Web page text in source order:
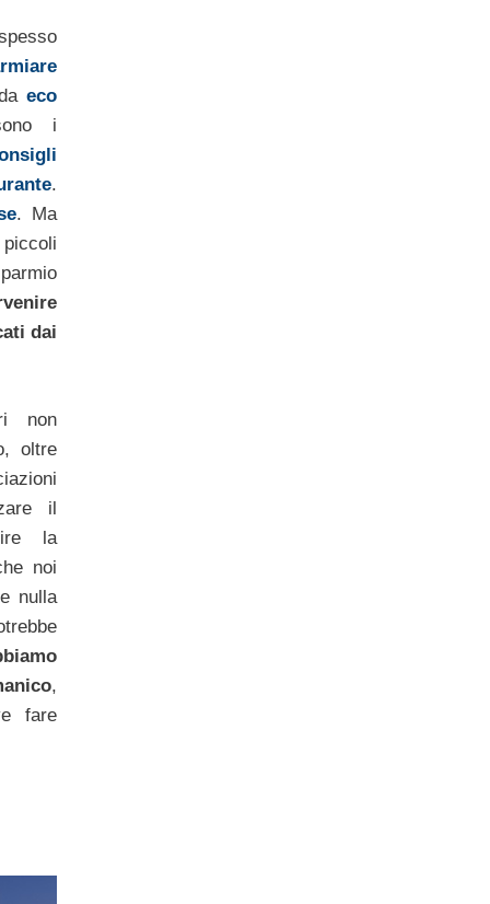
eco
i
.
. Ma
dai
non
oltre
il
la
noi
nulla
,
fare